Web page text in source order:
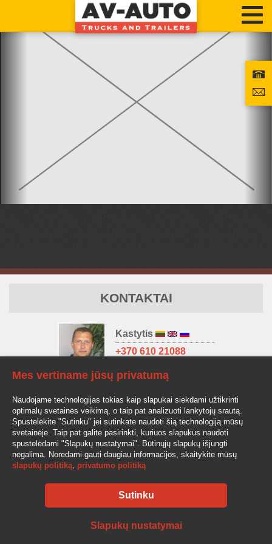
KONTAKTAI
Kastytis
+370 610 21088
+370 685 32966
antanas.stake@av-auto.lt
AV-AUTO, "Amžinos vertybės", UAB Lentvario g. 77, LT-25128 Vilnius
Tel.: +370 610 210 88
info@av-auto.lt
Mes vertiname jūsų privatumą
Naudojame technologijas tokias kaip slapukai siekdami užtikrinti
optimalų svetainės veikimą, o taip pat analizuoti lankytojų srautą.
Spustelėkite "Sutinku" jei sutinkate naudoti šią technologiją mūsų
svetainėje. Taip pat galite pasirinkti, kuriuos slapukus naudoti
spustelėdami "Slapukų nustatymai". Būtinųjų slapukų išjungti
negalima. Norėdami gauti daugiau informacijos, skaitykite mūsų
slapukų politiką, privatumo politiką
Sutinku
Slapukų nustatymai